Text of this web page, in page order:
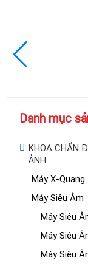
Danh mục
KHOA CHẨN
ẢNH
Máy X-Quang
Máy Siêu Âm
Máy Siêu
Máy Siêu
Máy Siêu